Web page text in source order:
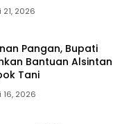
21, 2026
Pangan, Bupati
Bantuan Alsintan
Tani
16, 2026